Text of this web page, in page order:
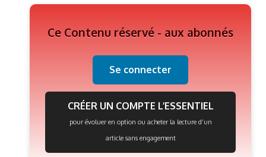
Ce Contenu réservé - aux abonnés
Se connecter
CRÉER UN COMPTE L’ESSENTIEL
pour évoluer en option ou acheter la lecture d’un
article sans engagement